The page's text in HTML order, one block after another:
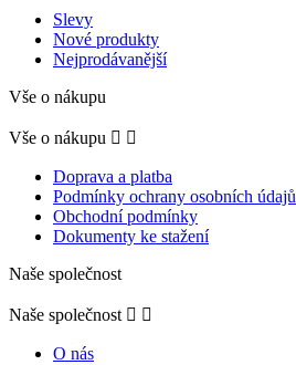
Slevy
Nové produkty
Nejprodávanější
Vše o nákupu
Vše o nákupu  
Doprava a platba
Podmínky ochrany osobních údajů
Obchodní podmínky
Dokumenty ke stažení
Naše společnost
Naše společnost  
O nás